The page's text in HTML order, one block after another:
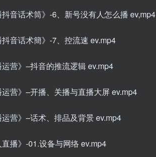
音话术筒》-6、新号没有人怎么播 ev,mp4
音话术簡》-7、控流速 ev.mp4
营》–抖音的推流逻辑 ev.mp4
营》–开播、关播与直播大屏 ev.mp4
营》–话术、排品及背景 ev.mp4
播》-01.设备与网络 ev.mp4